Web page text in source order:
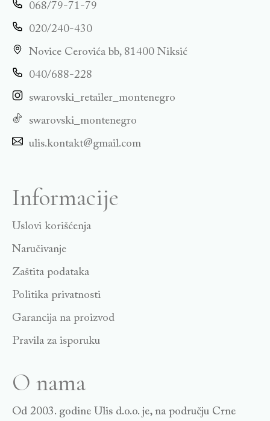
068/79-71-79
020/240-430
Novice Cerovića bb, 81400 Niksić
040/688-228
swarovski_retailer_montenegro
swarovski_montenegro
ulis.kontakt@gmail.com
Informacije
Uslovi korišćenja
Naručivanje
Zaštita podataka
Politika privatnosti
Garancija na proizvod
Pravila za isporuku
O nama
Od 2003. godine Ulis d.o.o. je, na području Crne